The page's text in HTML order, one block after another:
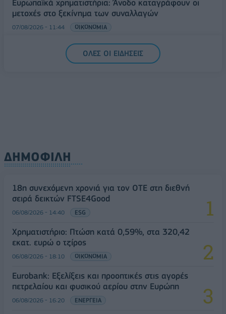
Ευρωπαϊκά χρηματιστήρια: Άνοδο καταγράφουν οι
μετοχές στο ξεκίνημα των συναλλαγών
07/08/2026 - 11:44 ΟΙΚΟΝΟΜΙΑ
ΟΛΕΣ ΟΙ ΕΙΔΗΣΕΙΣ
ΔΗΜΟΦΙΛΗ
18η συνεχόμενη χρονιά για τον ΟΤΕ στη διεθνή
σειρά δεικτών FTSE4Good
06/08/2026 - 14:40 ESG
Χρηματιστήριο: Πτώση κατά 0,59%, στα 320,42
εκατ. ευρώ ο τζίρος
06/08/2026 - 18:10 ΟΙΚΟΝΟΜΙΑ
Eurobank: Εξελίξεις και προοπτικές στις αγορές
πετρελαίου και φυσικού αερίου στην Ευρώπη
06/08/2026 - 16:20 ΕΝΕΡΓΕΙΑ